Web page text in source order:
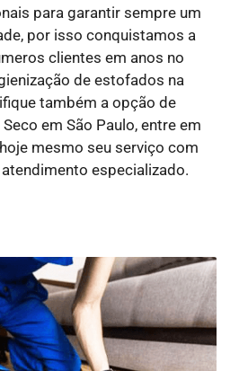
para garantir sempre um
por isso conquistamos a
clientes em anos no
de estofados na
também a opção de
em São Paulo, entre em
mesmo seu serviço com
especializado.